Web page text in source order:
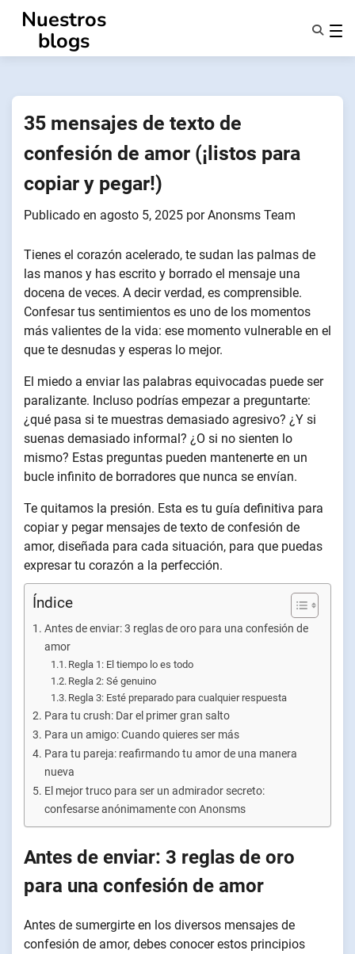
contenido
Nuestros
blogs
Quiénes Somos
35 mensajes de texto de
confesión de amor (¡listos para
copiar y pegar!)
Publicado en agosto 5, 2025 porAnonsms Team
Tienes el corazón acelerado, te sudan las palmas de
las manos y has escrito y borrado el mensaje una
docena de veces. A decir verdad, es comprensible.
Confesar tus sentimientos es uno de los momentos
más valientes de la vida: ese momento vulnerable en el
que te desnudas y esperas lo mejor.
El miedo a enviar las palabras equivocadas puede ser
paralizante. Incluso podrías empezar a preguntarte:
¿qué pasa si te muestras demasiado agresivo? ¿Y si
suenas demasiado informal? ¿O si no sienten lo
mismo? Estas preguntas pueden mantenerte en un
bucle infinito de borradores que nunca se envían.
Te quitamos la presión. Esta es tu guía definitiva para
copiar y pegar mensajes de texto de confesión de
amor, diseñada para cada situación, para que puedas
expresar tu corazón a la perfección.
Índice
Antes de enviar: 3 reglas de oro para una confesión de
amor
Regla 1: El tiempo lo es todo
Regla 2: Sé genuino
Regla 3: Esté preparado para cualquier respuesta
Para tu crush: Dar el primer gran salto
Para un amigo: Cuando quieres ser más
Para tu pareja: reafirmando tu amor de una manera
nueva
El mejor truco para ser un admirador secreto:
confesarse anónimamente con Anonsms
Antes de enviar: 3 reglas de oro
para una confesión de amor
Antes de sumergirte en los diversos mensajes de
confesión de amor, debes conocer estos principios